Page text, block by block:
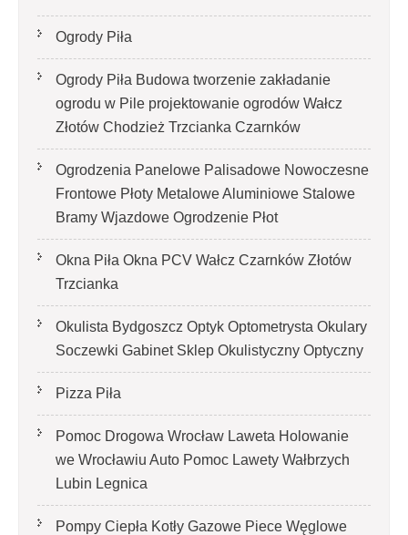
Ogrody Piła
Ogrody Piła Budowa tworzenie zakładanie
ogrodu w Pile projektowanie ogrodów Wałcz
Złotów Chodzież Trzcianka Czarnków
Ogrodzenia Panelowe Palisadowe Nowoczesne
Frontowe Płoty Metalowe Aluminiowe Stalowe
Bramy Wjazdowe Ogrodzenie Płot
Okna Piła Okna PCV Wałcz Czarnków Złotów
Trzcianka
Okulista Bydgoszcz Optyk Optometrysta Okulary
Soczewki Gabinet Sklep Okulistyczny Optyczny
Pizza Piła
Pomoc Drogowa Wrocław Laweta Holowanie
we Wrocławiu Auto Pomoc Lawety Wałbrzych
Lubin Legnica
Pompy Ciepła Kotły Gazowe Piece Węglowe